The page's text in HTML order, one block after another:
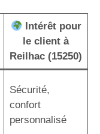
Intérêt pour
le client à
Reilhac (15250)
Sécurité,
confort
personnalisé